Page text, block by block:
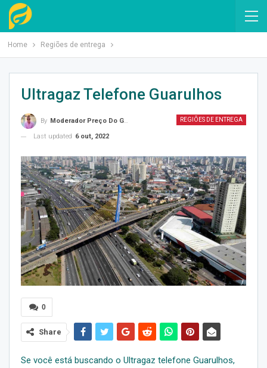
Home Regiões de entrega
Ultragaz Telefone Guarulhos
REGIÕES DE ENTREGA
By Moderador Preço Do Gás
Last updated 6 out, 2022
0
Share
Se você está buscando o Ultragaz telefone Guarulhos,